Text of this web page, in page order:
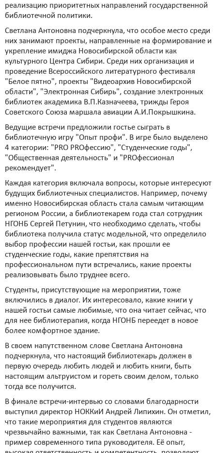
реализацию приоритетных направлений государственной
библиотечной политики.
Светлана Антоновна подчеркнула, что особое место среди
них занимают проекты, направленные на формирование и
укрепление имиджа Новосибирской области как
культурного Центра Сибири. Среди них организация и
проведение Всероссийского литературного фестиваля
"Белое пятно", проекты "Видеоархив Новосибирской
области", "Электронная Сибирь", создание электронных
библиотек академика В.П.Казначеева, трижды Героя
Советского Союза маршала авиации А.И.Покрышкина.
Ведущие встречи предложили гостье сыграть в
библиотечную игру "Опыт профи". В игре было выделено
4 категории: "PRO PROфессию", "Студенческие годы",
"Общественная деятельность" и "PROфессионал
рекомендует".
Каждая категория включала вопросы, которые интересуют
будущих библиотечных специалистов. Например, почему
именно Новосибирская область стала самым читающим
регионом России, а библиотекарем года стал сотрудник
НГОНБ Сергей Петунин, что необходимо сделать, чтобы
библиотека получила статус модельной, что определило
выбор профессии нашей гостьи, как прошли ее
студенческие годы, какие препятствия на
профессиональном пути встречались, какие проекты
реализовывать было труднее всего.
Студенты, присутствующие на мероприятии, тоже
включились в диалог. Их интересовало, какие книги у
нашей гостьи самые любимые, что она читает сейчас, что
для нее библиотерапия, когда НГОНБ переедет в новое
более комфортное здание.
В своем напутственном слове Светлана Антоновна
подчеркнула, что настоящий библиотекарь должен в
первую очередь любить людей и любить книги, быть
настоящим альтруистом и гореть своим делом, только
тогда все получится.
В финале встречи-интервью со словами благодарности
выступил директор НОККиИ Андрей Липихин. Он отметил,
что такие мероприятия для студентов являются
чрезвычайно важными, так как Светлана Антоновна -
пример современного типа руководителя. Её опыт,